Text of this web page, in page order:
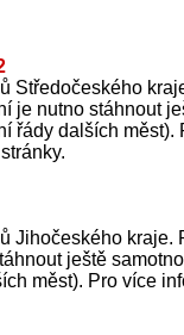
Středočeského
je nutno stáhnout
řády dalších měst).
Jihočeského kraje.
ještě
měst). Pro více